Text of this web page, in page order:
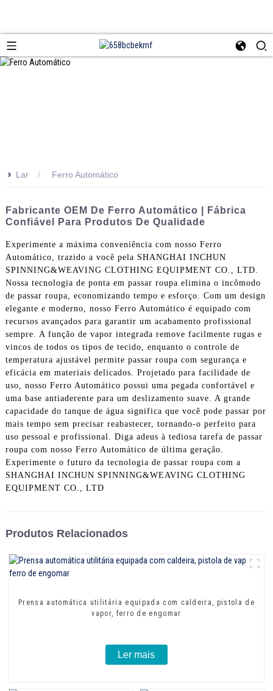
>> Lar Ferro Automático
Fabricante OEM De Ferro Automático | Fábrica
Confiável Para Produtos De Qualidade
Experimente a máxima conveniência com nosso Ferro
Automático, trazido a você pela SHANGHAI INCHUN
SPINNING&WEAVING CLOTHING EQUIPMENT CO., LTD.
Nossa tecnologia de ponta em passar roupa elimina o incômodo
de passar roupa, economizando tempo e esforço. Com um design
elegante e moderno, nosso Ferro Automático é equipado com
recursos avançados para garantir um acabamento profissional
sempre. A função de vapor integrada remove facilmente rugas e
vincos de todos os tipos de tecido, enquanto o controle de
temperatura ajustável permite passar roupa com segurança e
eficácia em materiais delicados. Projetado para facilidade de
uso, nosso Ferro Automático possui uma pegada confortável e
uma base antiaderente para um deslizamento suave. A grande
capacidade do tanque de água significa que você pode passar por
mais tempo sem precisar reabastecer, tornando-o perfeito para
uso pessoal e profissional. Diga adeus à tediosa tarefa de passar
roupa com nosso Ferro Automático de última geração.
Experimente o futuro da tecnologia de passar roupa com a
SHANGHAI INCHUN SPINNING&WEAVING CLOTHING
EQUIPMENT CO., LTD
Produtos Relacionados
Prensa automática utilitária equipada com caldeira, pistola de
vapor, ferro de engomar
Ler mais